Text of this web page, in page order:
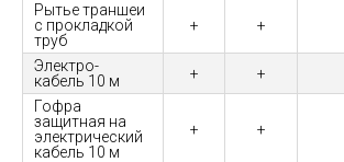
Рытье траншеи
с прокладкой
труб
+ +
Электро-
кабель 10 м
+ +
Гофра
защитная на
электрический
кабель 10 м
+ +